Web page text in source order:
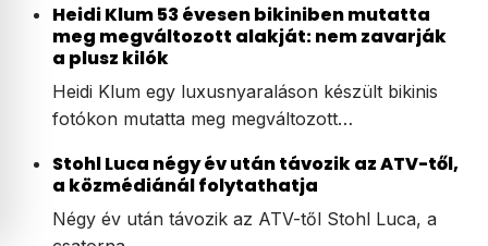
Heidi Klum 53 évesen bikiniben mutatta
meg megváltozott alakját: nem zavarják
a plusz kilók
Heidi Klum egy luxusnyaraláson készült bikinis
fotókon mutatta meg megváltozott…
Stohl Luca négy év után távozik az ATV-től,
a közmédiánál folytathatja
Négy év után távozik az ATV-től Stohl Luca, a